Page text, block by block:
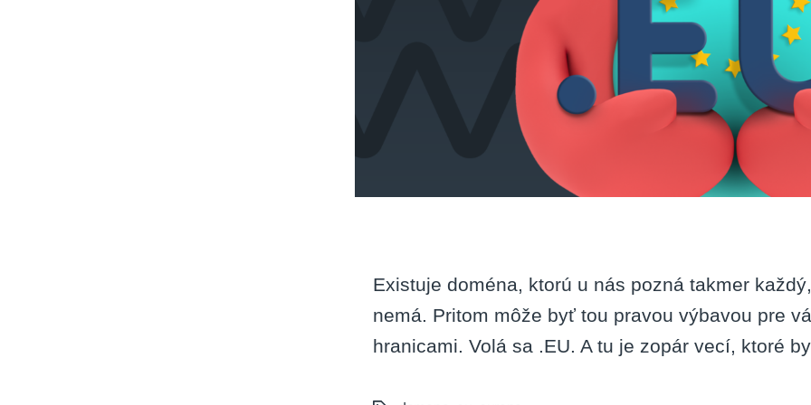
Existuje doména, ktorú u nás pozná takmer
nemá. Pritom môže byť tou pravou výbavou pre
hranicami. Volá sa .EU. A tu je zopár vecí, ktoré